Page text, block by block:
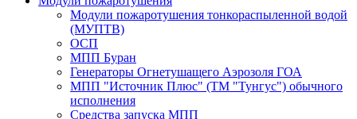
Модули пожаротушения тонкораспыленной водой
(МУПТВ)
ОСП
МПП Буран
Генераторы Огнетушащего Аэрозоля ГОА
МПП "Источник Плюс" (ТМ "Тунгус") обычного
исполнения
Средства запуска МПП